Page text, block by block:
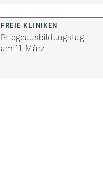
Pflegeausbildungstag
am 11. März